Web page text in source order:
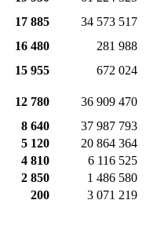
17 885
34 573 517
16 480
281 988
15 955 672 024
12 780
36 909 470
8 640
37 987 793
5 120
20 864 364
4 810
6 116 525
2 850
1 486 580
200
3 071 219